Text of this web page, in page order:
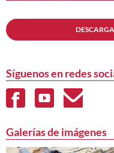
Síguenos en redes
Galerías de imágenes